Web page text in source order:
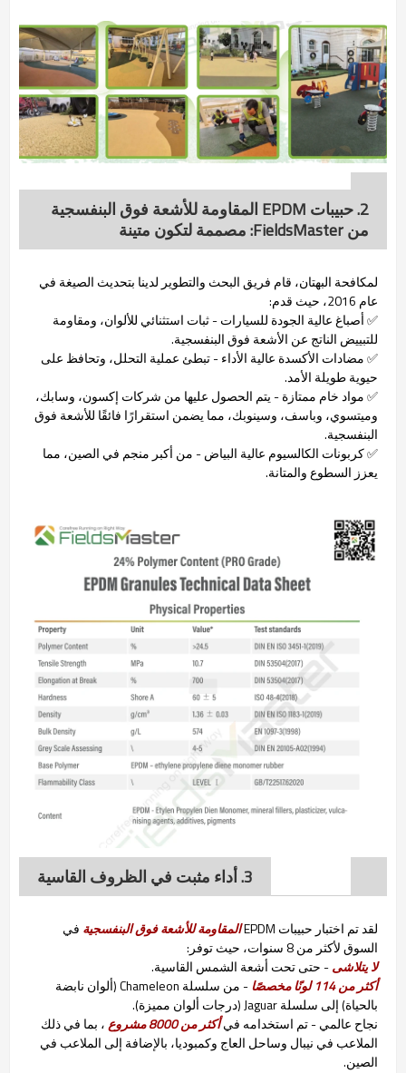
2. حبيبات EPDM المقاومة للأشعة فوق البنفسجية
من FieldsMaster: مصممة لتكون متينة
لمكافحة البهتان، قام فريق البحث والتطوير لدينا بتحديث الصيغة في
عام 2016، حيث قدم:
✅ أصباغ عالية الجودة للسيارات - ثبات استثنائي للألوان، ومقاومة
للتبييض الناتج عن الأشعة فوق البنفسجية.
✅ مضادات الأكسدة عالية الأداء - تبطئ عملية التحلل، وتحافظ على
حيوية طويلة الأمد.
✅ مواد خام ممتازة - يتم الحصول عليها من شركات إكسون، وسابك،
وميتسوي، وباسف، وسينوبك، مما يضمن استقرارًا فائقًا للأشعة فوق
البنفسجية.
✅ كربونات الكالسيوم عالية البياض - من أكبر منجم في الصين، مما
يعزز السطوع والمتانة.
3. أداء مثبت في الظروف القاسية
لقد تم اختبار حبيبات EPDM المقاومة للأشعة فوق البنفسجية في
السوق لأكثر من 8 سنوات، حيث توفر:
لا يتلاشى- حتى تحت أشعة الشمس القاسية.
أكثر من 114 لونًا مخصصًا
- من سلسلة Chameleon (ألوان نابضة
بالحياة) إلى سلسلة Jaguar (درجات ألوان مميزة).
نجاح عالمي - تم استخدامه فيأكثر من 8000 مشروع
، بما في ذلك
الملاعب في نيبال وساحل العاج وكمبوديا، بالإضافة إلى الملاعب في
الصين.